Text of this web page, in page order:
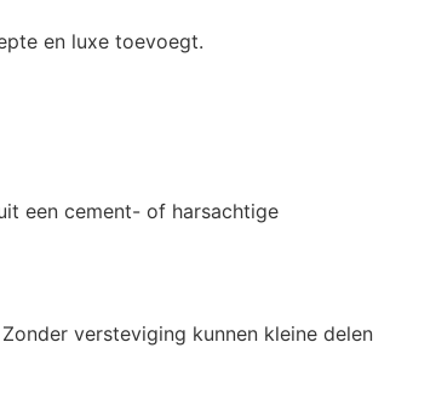
en luxe toevoegt.
een cement- of harsachtige
versteviging kunnen kleine delen